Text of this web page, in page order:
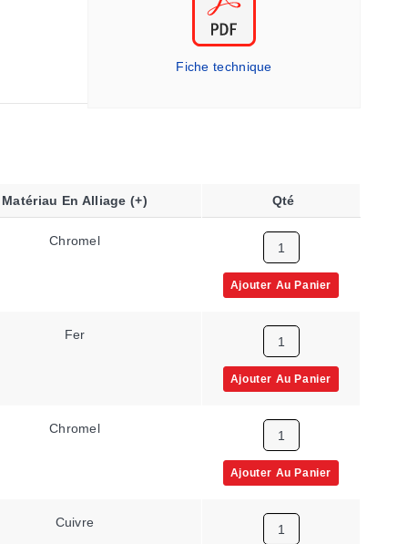
Fiche technique
Matériau En Alliage (+) Qté
Chromel
Ajouter Au Panier
Fer
Ajouter Au Panier
Chromel
Ajouter Au Panier
Cuivre